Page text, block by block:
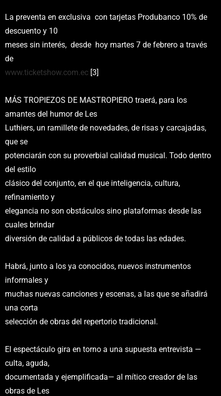
La preventa en exclusiva con tarjetas Produbanco 10% de
descuento y 10
meses sin interés, desde hoy martes 7 de febrero a través
de
www.ticketshow.com.ec [3]
MÁS TROPIEZOS DE MASTROPIERO traerá, para los
amantes del humor de Les
Luthiers, un ramillete de novedades, de risas y carcajadas,
que se
potenciarán con su proverbial calidad musical. Todo dentro
del estilo
clásico del conjunto, en el que inteligencia, cultura,
refinamiento y
elegancia no son obstáculos sino plataformas desde las
cuales brindar
diversión de calidad a públicos de todas las edades.
Habrá, junto a los ya conocidos, nuevos instrumentos
informales y
muchas nuevas canciones y escenas, a las que se añadirá
una corta
selección de obras del repertorio tradicional.
El espectáculo gira en torno a una supuesta entrevista —
culta, aguda,
documentada y ejemplificada— al mítico creador de las
obras de Les